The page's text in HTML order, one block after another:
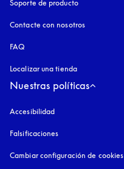
Soporte de producto
Contacte con nosotros
FAQ
Localizar una tienda
Nuestras políticas
Accesibilidad
Falsificaciones
Cambiar configuración de cookies